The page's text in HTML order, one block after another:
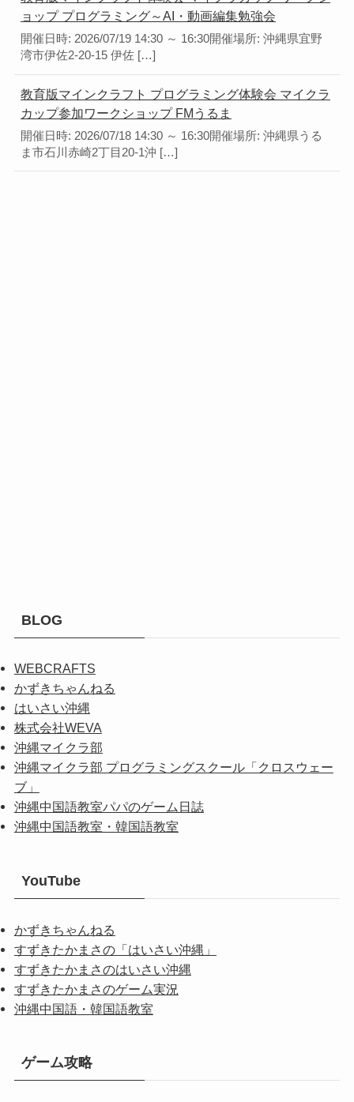
ョップ プログラミング～AI・動画編集勉強会
開催日時: 2026/07/19 14:30 ～ 16:30開催場所: 沖縄県宜野
湾市伊佐2-20-15 伊佐 […]
教育版マインクラフト プログラミング体験会 マイクラ
カップ参加ワークショップ FMうるま
開催日時: 2026/07/18 14:30 ～ 16:30開催場所: 沖縄県うる
ま市石川赤崎2丁目20-1沖 […]
BLOG
WEBCRAFTS
かずきちゃんねる
はいさい沖縄
株式会社WEVA
沖縄マイクラ部
沖縄マイクラ部 プログラミングスクール「クロスウェー
ブ」
沖縄中国語教室パパのゲーム日誌
沖縄中国語教室・韓国語教室
YouTube
かずきちゃんねる
すずきたかまさの「はいさい沖縄」
すずきたかまさのはいさい沖縄
すずきたかまさのゲーム実況
沖縄中国語・韓国語教室
ゲーム攻略